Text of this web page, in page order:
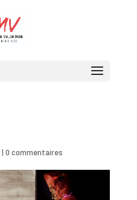
| 0 commentaires